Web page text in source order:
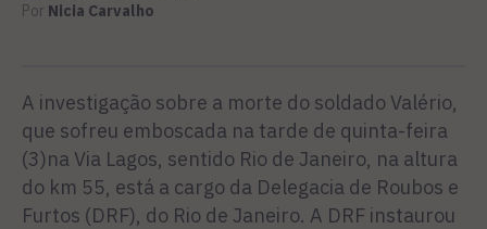
Por Nicia Carvalho
A investigação sobre a morte do soldado Valério,
que sofreu emboscada na tarde de quinta-feira
(3)na Via Lagos, sentido Rio de Janeiro, na altura
do km 55, está a cargo da Delegacia de Roubos e
Furtos (DRF), do Rio de Janeiro. A DRF instaurou